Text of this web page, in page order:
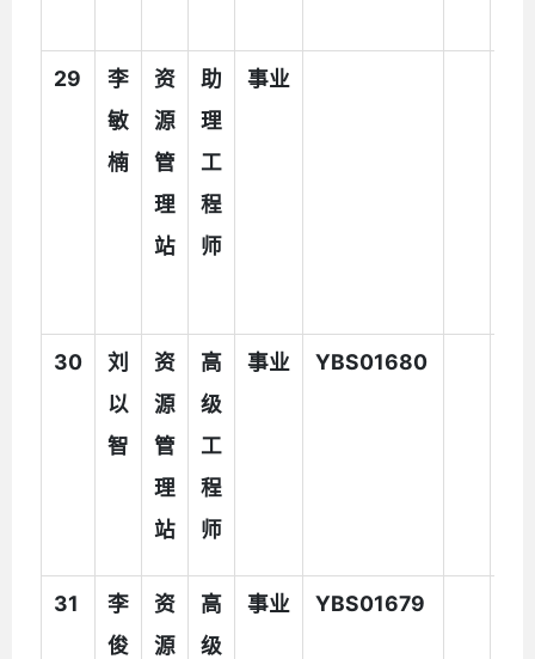
29
李
敏
楠
资
源
管
理
站
助
理
工
程
师
事业
30
刘
以
智
资
源
管
理
站
高
级
工
程
师
事业 YBS01680
31
李
俊
资
源
高
级
事业 YBS01679